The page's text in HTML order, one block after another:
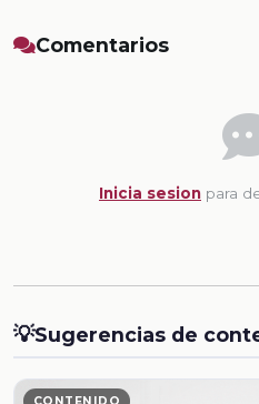
Comentarios
Inicia sesion para
💡Sugerencias de
CONTENIDO